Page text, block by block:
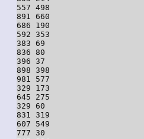
557 498
891 660
686 190
592 353
383 69
836 80
396 37
898 398
981 577
329 173
645 275
329 60
831 319
607 549
777 30